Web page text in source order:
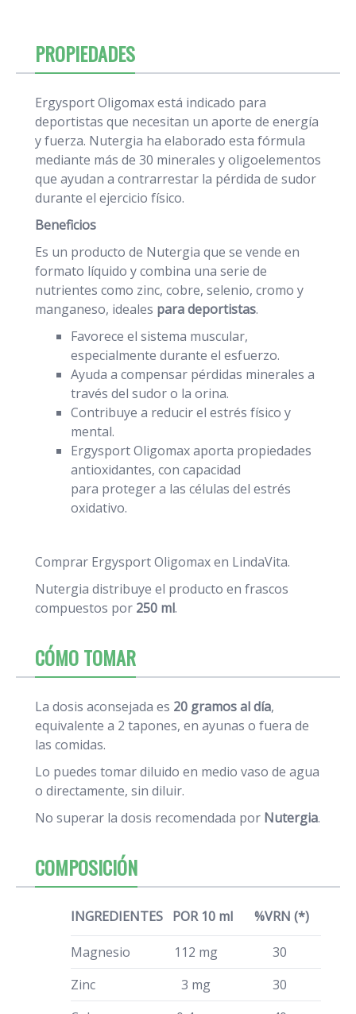
PROPIEDADES
Ergysport Oligomax está indicado para
deportistas que necesitan un aporte de energía
y fuerza. Nutergia ha elaborado esta fórmula
mediante más de 30 minerales y oligoelementos
que ayudan a contrarrestar la pérdida de sudor
durante el ejercicio físico.
Beneficios
Es un producto de Nutergia que se vende en
formato líquido y combina una serie de
nutrientes como zinc, cobre, selenio, cromo y
manganeso, ideales para deportistas.
Favorece el sistema muscular,
especialmente durante el esfuerzo.
Ayuda a compensar pérdidas minerales a
través del sudor o la orina.
Contribuye a reducir el estrés físico y
mental.
Ergysport Oligomax aporta propiedades
antioxidantes, con capacidad
para proteger a las células del estrés
oxidativo.
Comprar Ergysport Oligomax en LindaVita.
Nutergia distribuye el producto en frascos
compuestos por 250 ml.
CÓMO TOMAR
La dosis aconsejada es 20 gramos al día,
equivalente a 2 tapones, en ayunas o fuera de
las comidas.
Lo puedes tomar diluido en medio vaso de agua
o directamente, sin diluir.
No superar la dosis recomendada por Nutergia.
COMPOSICIÓN
INGREDIENTES POR 10 ml %VRN (*)
Magnesio 112 mg
30
Zinc
3 mg
30